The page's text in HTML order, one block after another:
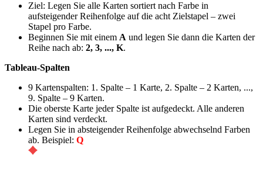
Ziel: Legen Sie alle Karten sortiert nach Farbe in
aufsteigender Reihenfolge auf die acht Zielstapel – zwei
Stapel pro Farbe.
Beginnen Sie mit einem A und legen Sie dann die Karten der
Reihe nach ab: 2, 3, ..., K.
Tableau-Spalten
9 Kartenspalten: 1. Spalte – 1 Karte, 2. Spalte – 2 Karten, ...,
9. Spalte – 9 Karten.
Die oberste Karte jeder Spalte ist aufgedeckt. Alle anderen
Karten sind verdeckt.
Legen Sie in absteigender Reihenfolge abwechselnd Farben
ab. Beispiel: Q